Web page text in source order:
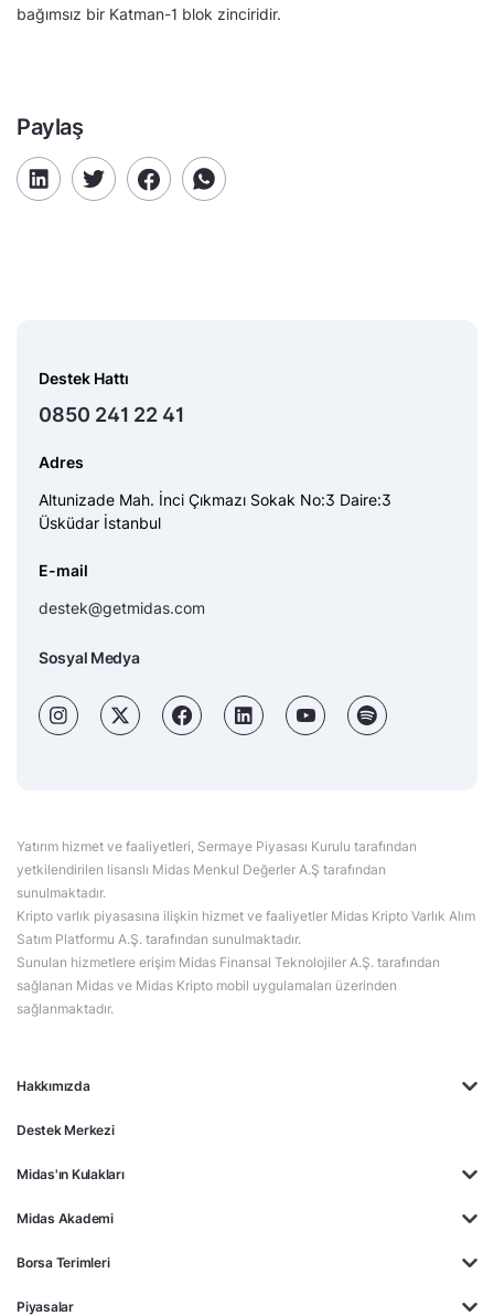
bağımsız bir Katman-1 blok zinciridir.
Paylaş
Hakkımızda
Destek Merkezi
Midas'ın Kulakları
Midas Akademi
Borsa Terimleri
Piyasalar
Destek Hattı
0850 241 22 41
Adres
Altunizade Mah. İnci Çıkmazı Sokak No:3 Daire:3
Üsküdar İstanbul
E-mail
destek@getmidas.com
Sosyal Medya
Yatırım hizmet ve faaliyetleri, Sermaye Piyasası Kurulu tarafından
yetkilendirilen lisanslı Midas Menkul Değerler A.Ş tarafından
sunulmaktadır.
Kripto varlık piyasasına ilişkin hizmet ve faaliyetler Midas Kripto Varlık Alım
Satım Platformu A.Ş. tarafından sunulmaktadır.
Sunulan hizmetlere erişim Midas Finansal Teknolojiler A.Ş. tarafından
sağlanan Midas ve Midas Kripto mobil uygulamaları üzerinden
sağlanmaktadır.